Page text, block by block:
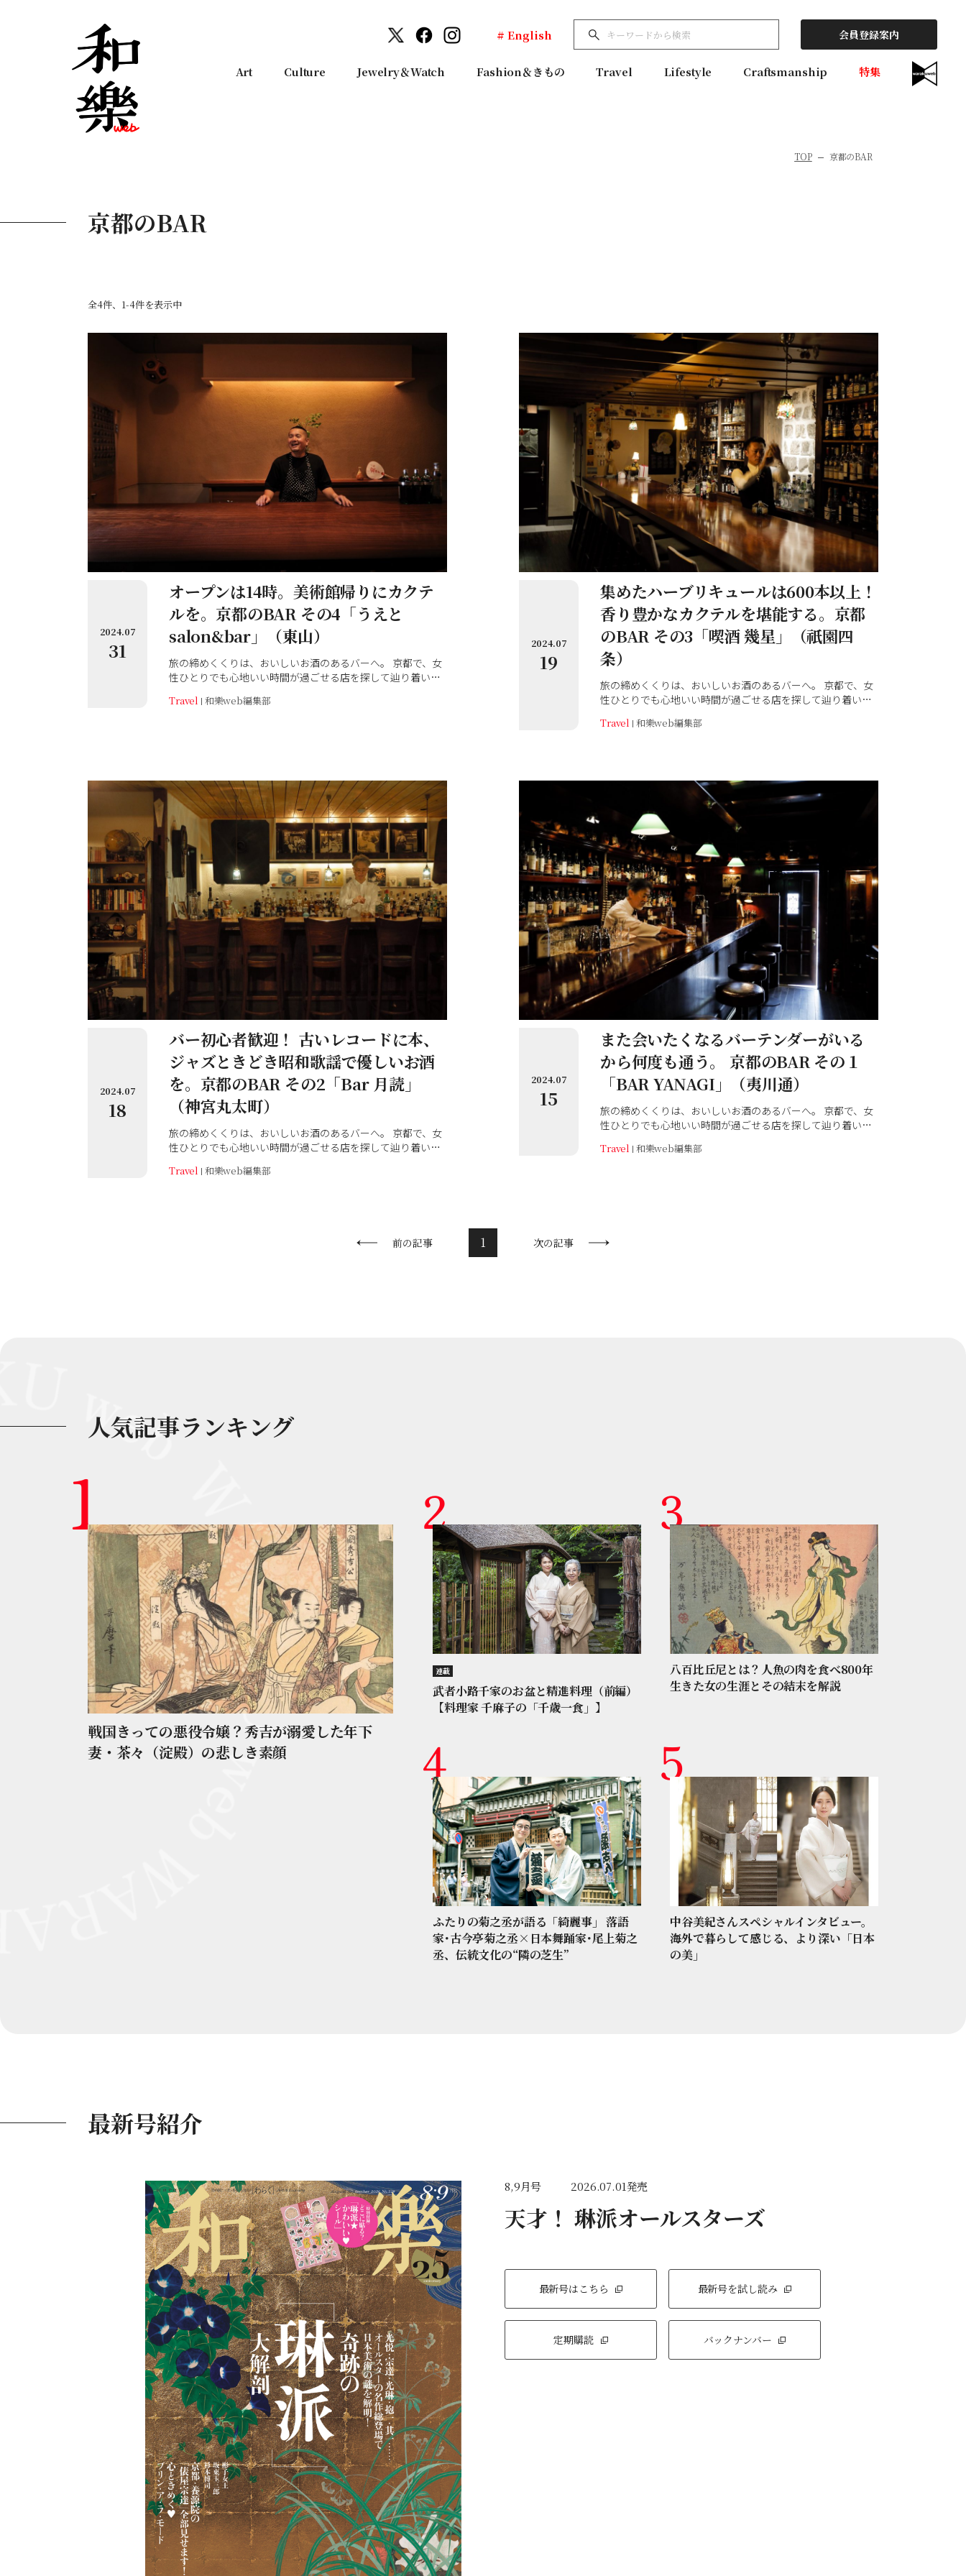
# English 会員登録案内
Art Culture Jewelry＆Watch Fashion＆きもの Travel Lifestyle Craftsmanship 特集
TOP 京都のBAR
京都のBAR
全4件、1-4件を表示中
2024.07
31
オープンは14時。美術館帰りにカクテ
ルを。京都のBAR その4「うえと
salon&bar」（東山）
旅の締めくくりは、おいしいお酒のあるバーへ。 京都で、女
性ひとりでも心地いい時間が過ごせる店を探して辿り着いた
のうちの「うえと salon&bar」をご紹介します。
Travel 和樂web編集部
2024.07
19
集めたハーブリキュールは600本以上！
香り豊かなカクテルを堪能する。京都
のBAR その3「喫酒 幾星」（祇園四
条）
旅の締めくくりは、おいしいお酒のあるバーへ。 京都で、女
性ひとりでも心地いい時間が過ごせる店を探して辿り着いた
のうちの「喫酒 幾星（きっしゅ いくせい）」をご紹介しま
Travel 和樂web編集部
2024.07
18
バー初心者歓迎！ 古いレコードに本、
ジャズときどき昭和歌謡で優しいお酒
を。京都のBAR その2「Bar 月読」
（神宮丸太町）
旅の締めくくりは、おいしいお酒のあるバーへ。 京都で、女
性ひとりでも心地いい時間が過ごせる店を探して辿り着いた
のうちの「Bar 月読（つくよみ）」をご紹介します。
Travel 和樂web編集部
2024.07
15
また会いたくなるバーテンダーがいる
から何度も通う。 京都のBAR その１
「BAR YANAGI」（夷川通）
旅の締めくくりは、おいしいお酒のあるバーへ。 京都で、女
性ひとりでも心地いい時間が過ごせる店を探して辿り着いた
のうちの「BAR YANAGI」をご紹介します。
Travel 和樂web編集部
前の記事 1 次の記事
人気記事ランキング
戦国きっての悪役令嬢？秀吉が溺愛した年下
妻・茶々（淀殿）の悲しき素顔
連載
武者小路千家のお盆と精進料理（前編）
【料理家 千麻子の「千歳一食」】
八百比丘尼とは？人魚の肉を食べ800年
生きた女の生涯とその結末を解説
ふたりの菊之丞が語る「綺麗事」 落語
家･古今亭菊之丞×日本舞踊家･尾上菊之
丞、伝統文化の“隣の芝生”
中谷美紀さんスペシャルインタビュー。
海外で暮らして感じる、より深い「日本
の美」
最新号紹介
8,9月号 2026.07.01発売
天才！ 琳派オールスターズ
最新号はこちら 最新号を試し読み
定期購読 バックナンバー